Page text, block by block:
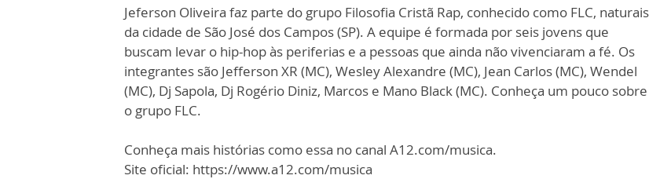
Jeferson Oliveira faz parte do grupo Filosofia Cristã Rap, conhecido como FLC, naturais
da cidade de São José dos Campos (SP). A equipe é formada por seis jovens que
buscam levar o hip-hop às periferias e a pessoas que ainda não vivenciaram a fé. Os
integrantes são Jefferson XR (MC), Wesley Alexandre (MC), Jean Carlos (MC), Wendel
(MC), Dj Sapola, Dj Rogério Diniz, Marcos e Mano Black (MC). Conheça um pouco sobre
o grupo FLC.
Conheça mais histórias como essa no canal A12.com/musica.
Site oficial: https://www.a12.com/musica